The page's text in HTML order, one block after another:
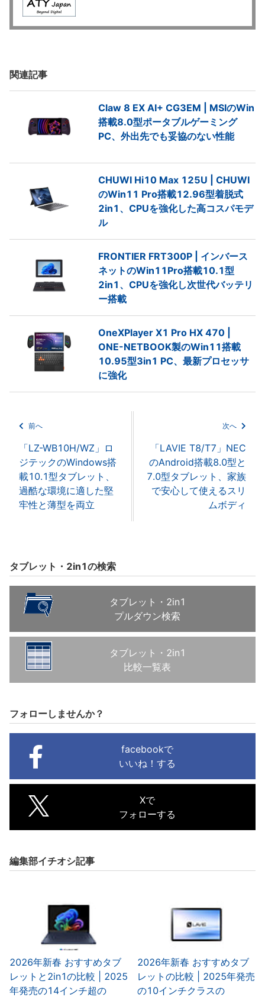
関連記事
Claw 8 EX AI+ CG3EM | MSIのWin
搭載8.0型ポータブルゲーミング
PC、外出先でも妥協のない性能
CHUWI Hi10 Max 125U | CHUWI
のWin11 Pro搭載12.96型着脱式
2in1、CPUを強化した高コスパモデ
ル
FRONTIER FRT300P | インバース
ネットのWin11Pro搭載10.1型
2in1、CPUを強化し次世代バッテリ
ー搭載
OneXPlayer X1 Pro HX 470 |
ONE-NETBOOK製のWin11搭載
10.95型3in1 PC、最新プロセッサ
に強化
前へ
「LZ-WB10H/WZ」ロ
ジテックのWindows搭
載10.1型タブレット、
過酷な環境に適した堅
牢性と薄型を両立
次へ
「LAVIE T8/T7」NEC
のAndroid搭載8.0型と
7.0型タブレット、家族
で安心して使えるスリ
ムボディ
タブレット・2in1の検索
タブレット・2in1
プルダウン検索
タブレット・2in1
比較一覧表
フォローしませんか？
facebookで
いいね！する
Xで
フォローする
編集部イチオシ記事
2026年新春 おすすめタブ
レットと2in1の比較 | 2025
年発売の14インチ超の
2026年新春 おすすめタブ
レットの比較 | 2025年発売
の10インチクラスの